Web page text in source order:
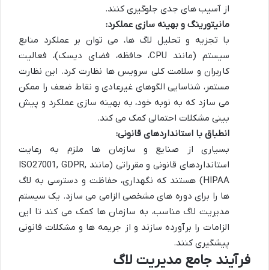
از آسیب های جدی جلوگیری کنند.
مانیتورینگ و بهینه سازی عملکرد:
با تجزیه و تحلیل لاگ ها، می توان بر عملکرد منابع
سیستم (مانند CPU، حافظه، فضای دیسک)، فعالیت
کاربران و سلامت کلی سرویس ها نظارت کرد. این نظارت
مستمر، شناسایی الگوهای غیرعادی و نقاط ضعف را ممکن
می سازد که به نوبه خود، به بهینه سازی عملکرد و پیش
بینی مشکلات احتمالی کمک می کند.
انطباق با استانداردهای قانونی:
بسیاری از صنایع و سازمان ها ملزم به رعایت
استانداردهای قانونی و مقرراتی (مانند ISO27001, GDPR,
HIPAA) هستند که نگهداری، حفاظت و دسترسی به لاگ
ها را برای دوره های مشخصی الزامی می سازد. یک سیستم
مدیریت لاگ مناسب، به سازمان ها کمک می کند تا این
الزامات را برآورده سازند و از جریمه ها و مشکلات قانونی
پیشگیری کنند.
فرآیند جامع مدیریت لاگ